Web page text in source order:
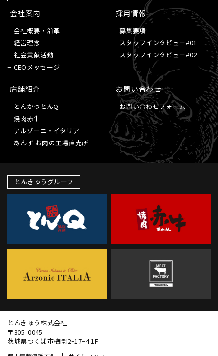
会社案内
会社概要・沿革
経営理念
社会貢献活動
CEOメッセージ
採用情報
募集要項
スタッフインタビュー#01
スタッフインタビュー#02
店舗紹介
とんかつとんQ
焼肉赤牛
アルゾーニ・イタリア
あんず お肉の工場直売所
お問い合わせ
お問い合わせフォーム
とんきゅうグループ
とんきゅう株式会社
〒305-0045
茨城県つくば市梅園2−17−4 1F